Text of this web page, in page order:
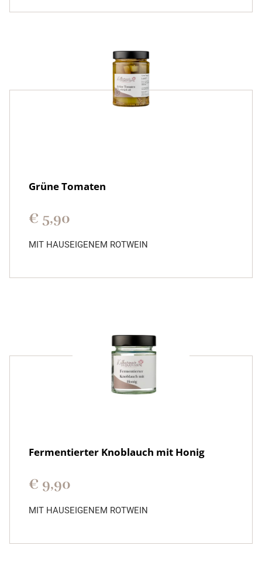
Grüne Tomaten
€ 5,90
MIT HAUSEIGENEM ROTWEIN
Fermentierter Knoblauch mit Honig
€ 9,90
MIT HAUSEIGENEM ROTWEIN